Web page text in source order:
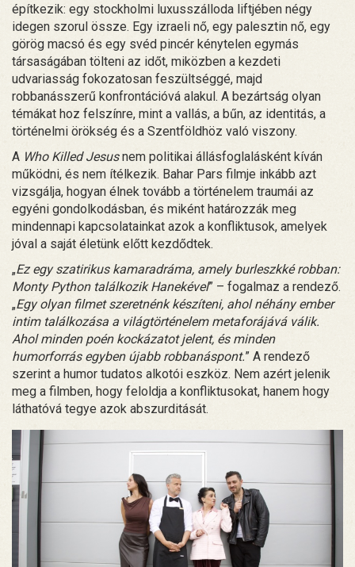
építkezik: egy stockholmi luxusszálloda liftjében négy
idegen szorul össze. Egy izraeli nő, egy palesztin nő, egy
görög macsó és egy svéd pincér kénytelen egymás
társaságában tölteni az időt, miközben a kezdeti
udvariasság fokozatosan feszültséggé, majd
robbanásszerű konfrontációvá alakul. A bezártság olyan
témákat hoz felszínre, mint a vallás, a bűn, az identitás, a
történelmi örökség és a Szentföldhöz való viszony.
A Who Killed Jesusnem politikai állásfoglalásként kíván
működni, és nem ítélkezik. Bahar Pars filmje inkább azt
vizsgálja, hogyan élnek tovább a történelem traumái az
egyéni gondolkodásban, és miként határozzák meg
mindennapi kapcsolatainkat azok a konfliktusok, amelyek
jóval a saját életünk előtt kezdődtek.
„Ez egy szatirikus kamaradráma, amely burleszkké robban:
Monty Python találkozik Hanekével” – fogalmaz a rendező.
„Egy olyan filmet szeretnénk készíteni, ahol néhány ember
intim találkozása a világtörténelem metaforájává válik.
Ahol minden poén kockázatot jelent, és minden
humorforrás egyben újabb robbanáspont.” A rendező
szerint a humor tudatos alkotói eszköz. Nem azért jelenik
meg a filmben, hogy feloldja a konfliktusokat, hanem hogy
láthatóvá tegye azok abszurditását.